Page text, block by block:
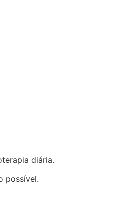
diária.
possível.